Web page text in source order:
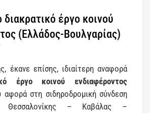
έργο κοινού
(Ελλάδος-Βουλγαρίας)
έκανε επίσης, ιδιαίτερη αναφορά
έργο κοινού ενδιαφέροντος
αφορά στη σιδηροδρομική σύνδεση
Θεσσαλονίκης – Καβάλας –